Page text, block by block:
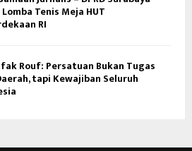
Tenis Meja HUT
RI
Rouf: Persatuan Bukan Tugas
tapi Kewajiban Seluruh